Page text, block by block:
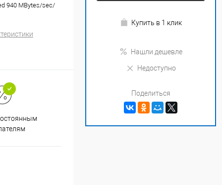
940 MBytes/sec/
течение 2х часов
Купить в 1 клик
Нашли дешевле
Недоступно
Поделиться